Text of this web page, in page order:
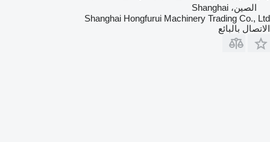
الصين، Shanghai
Shanghai Hongfurui Machinery Trading Co., Ltd
الاتصال بالبائع